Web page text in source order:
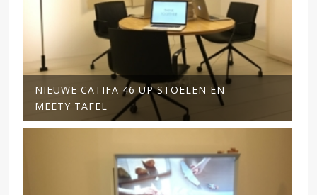
NIEUWE CATIFA 46 UP STOELEN EN
MEETY TAFEL